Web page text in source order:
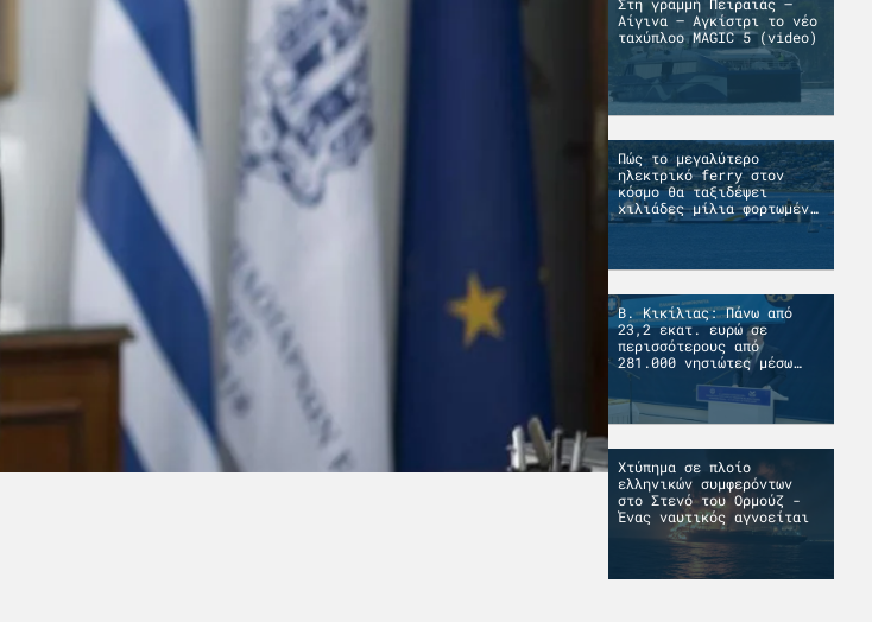
Αίγινα – Αγκίστρι το νέο
ταχύπλοο MAGIC 5 (video)
Πώς το μεγαλύτερο
ηλεκτρικό ferry στον
κόσμο θα ταξιδέψει
χιλιάδες μίλια φορτωμένο
πάνω σε άλλο πλοίο
Β. Κικίλιας: Πάνω από
23,2 εκατ. ευρώ σε
περισσότερους από
281.000 νησιώτες μέσω
Ισοδυνάμου
Χτύπημα σε πλοίο
ελληνικών συμφερόντων
στο Στενό του Ορμούζ -
Ένας ναυτικός αγνοείται